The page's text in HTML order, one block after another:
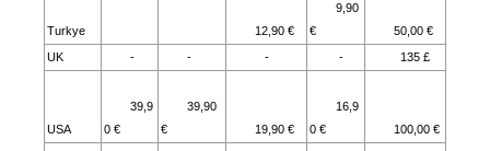
Turkye 12,90 €
9,90
€
50,00 €
UK
- - - - 135 £
USA
39,9
0 €
39,90
€
19,90 €
16,9
0 €
100,00 €